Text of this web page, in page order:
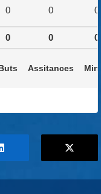
0 0 0
0 0 0
Buts Assitances